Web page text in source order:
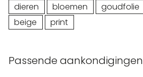
dieren bloemen goudfolie
beige
print
Passende aankondigingen